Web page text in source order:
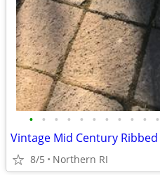
• • • • • • • • • • •
Vintage Mid Century
8/5 Northern RI